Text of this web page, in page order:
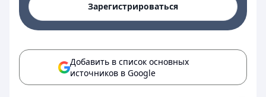
Зарегистрироваться
Добавить в список основных
источников в Google